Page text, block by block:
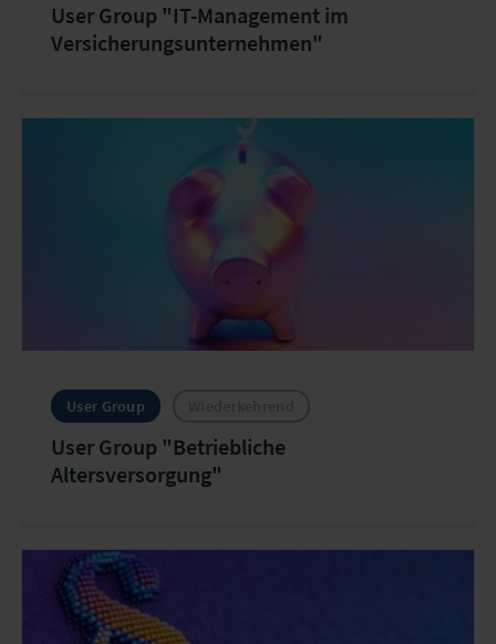
User Group "IT-Management im
Versicherungsunternehmen"
User Group
User Group "Betriebliche
Altersversorgung"